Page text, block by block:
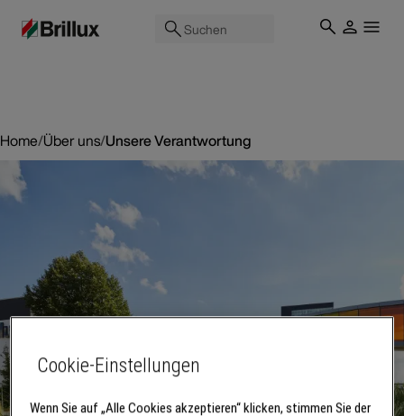
Suchen
Home/Über uns/Unsere Verantwortung
Cookie-Einstellungen
Wenn Sie auf „Alle Cookies akzeptieren“ klicken, stimmen Sie der